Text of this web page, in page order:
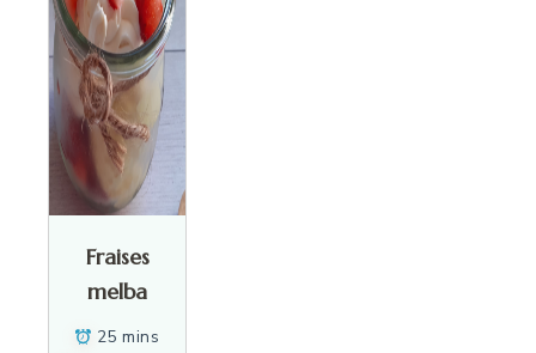
Fraises
melba
25 mins